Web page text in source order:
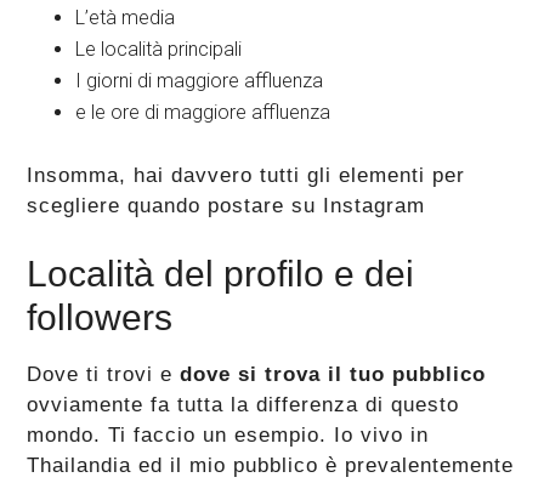
L’età media
Le località principali
I giorni di maggiore affluenza
e le ore di maggiore affluenza
Insomma, hai davvero tutti gli elementi per
scegliere quando postare su Instagram
Località del profilo e dei
followers
Dove ti trovi edove si trova il tuo pubblico
ovviamente fa tutta la differenza di questo
mondo. Ti faccio un esempio. Io vivo in
Thailandia ed il mio pubblico è prevalentemente